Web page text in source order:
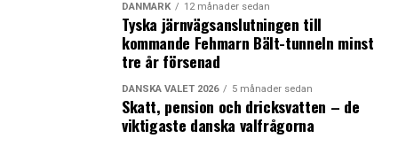
ca1 200 25-30
ca 640 10-15
DANMARK 12 månader sedan
Tyska järnvägsanslutningen till
kommande Fehmarn Bält-tunneln minst
tre år försenad
DANSKA VALET 2026 5 månader sedan
Skatt, pension och dricksvatten – de
viktigaste danska valfrågorna